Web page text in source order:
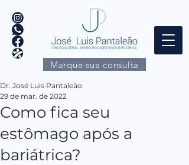
Marque sua consulta
Como fica seu
estômago após a
bariátrica?
Dr. José Luis Pantaleão
29 de mar. de 2022